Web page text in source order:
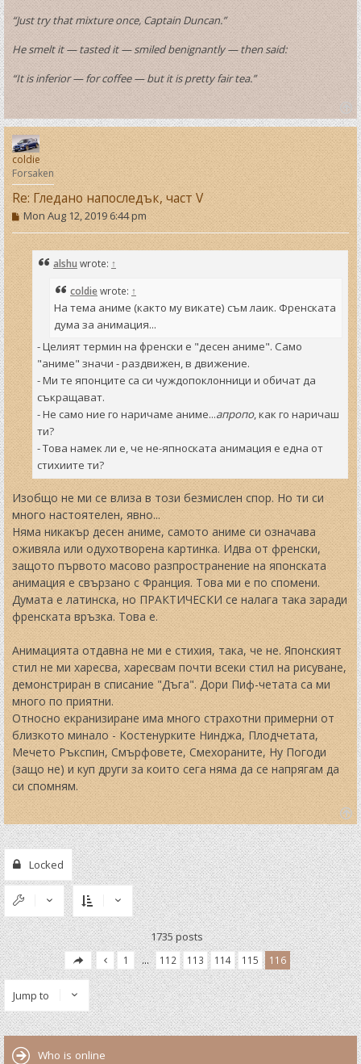
“Just try that mixture once, Captain Duncan.”
He smelt it — tasted it — smiled benignantly — then said:
“It is inferior — for coffee — but it is pretty fair tea.”
T
o
p
coldie
Forsaken
Re: Гледано напоследък, част V
P
o
s
t
Mon Aug 12, 2019 6:44 pm
alshu wrote: ↑
coldiewrote: ↑
На тема аниме (както му викате) съм лаик. Френската
дума за анимация...
- Целият термин на френски е "десен аниме". Само
"аниме" значи - раздвижен, в движение.
- Ми те японците са си чуждопоклонници и обичат да
съкращават.
- Не само ние го наричаме аниме...апропо, как го наричаш
ти?
- Това намек ли е, че не-япноската анимация е една от
стихиите ти?
Изобщо не ми се влиза в този безмислен спор. Но ти си
много настоятелен, явно...
Няма никакър десен аниме, самото аниме си означава
оживяла или одухотворена картинка. Идва от френски,
защото първото масово разпространение на японската
анимация е свързано с Франция. Това ми е по спомени.
Думата е латинска, но ПРАКТИЧЕСКИ се налага така заради
френската връзка. Това е.
Анимацията отдавна не ми е стихия, така, че не. Японският
стил не ми харесва, харесвам почти всеки стил на рисуване,
демонстриран в списание "Дъга". Дори Пиф-четата са ми
много по приятни.
Относно екранизиране има много страхотни примерни от
близкото минало - Костенурките Нинджа, Плодчетата,
Мечето Ръкспин, Смърфовете, Смехораните, Ну Погоди
(защо не) и куп други за които сега няма да се напрягам да
си спомням.
T
o
p
Locked
1735 posts
1 … 112 113 114 115 116
Jump to
Who is online